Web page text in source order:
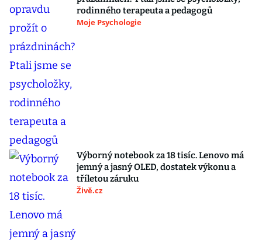
rodinného terapeuta a pedagogů
Moje Psychologie
Výborný notebook za 18 tisíc. Lenovo má
jemný a jasný OLED, dostatek výkonu a
tříletou záruku
Živě.cz